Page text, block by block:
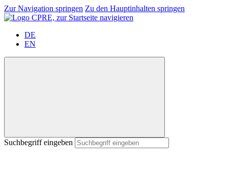
Zur Navigation springen Zu den Hauptinhalten springen
DE
EN
Suchbegriff eingeben